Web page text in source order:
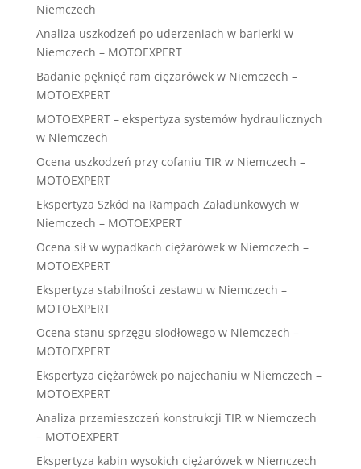
Niemczech
Analiza uszkodzeń po uderzeniach w barierki w
Niemczech – MOTOEXPERT
Badanie pęknięć ram ciężarówek w Niemczech –
MOTOEXPERT
MOTOEXPERT – ekspertyza systemów hydraulicznych
w Niemczech
Ocena uszkodzeń przy cofaniu TIR w Niemczech –
MOTOEXPERT
Ekspertyza Szkód na Rampach Załadunkowych w
Niemczech – MOTOEXPERT
Ocena sił w wypadkach ciężarówek w Niemczech –
MOTOEXPERT
Ekspertyza stabilności zestawu w Niemczech –
MOTOEXPERT
Ocena stanu sprzęgu siodłowego w Niemczech –
MOTOEXPERT
Ekspertyza ciężarówek po najechaniu w Niemczech –
MOTOEXPERT
Analiza przemieszczeń konstrukcji TIR w Niemczech
– MOTOEXPERT
Ekspertyza kabin wysokich ciężarówek w Niemczech